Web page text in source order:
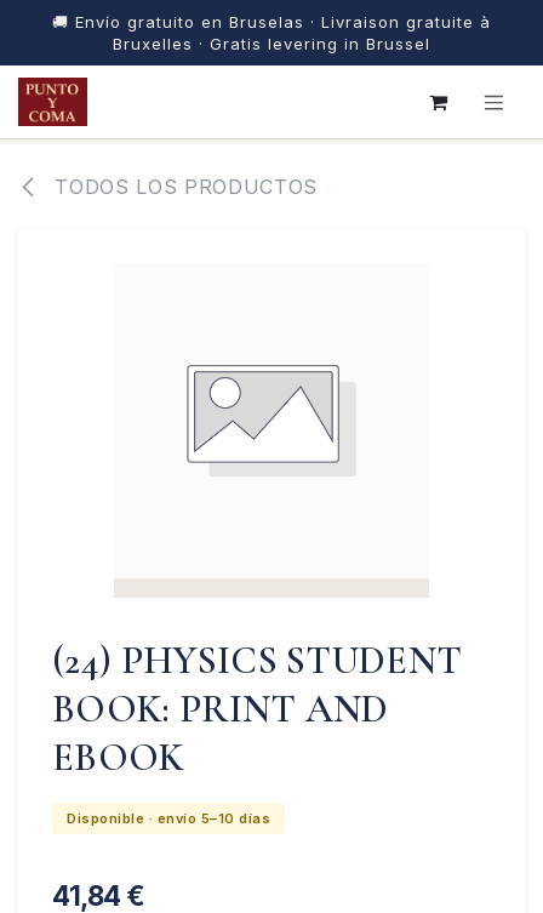
🚚 Envío gratuito en Bruselas · Livraison gratuite à
Bruxelles · Gratis levering in Brussel
IR AL CONTENIDO
TODOS LOS PRODUCTOS
(24) PHYSICS STUDENT
BOOK: PRINT AND
EBOOK
Disponible · envío 5–10 días
41,84 €